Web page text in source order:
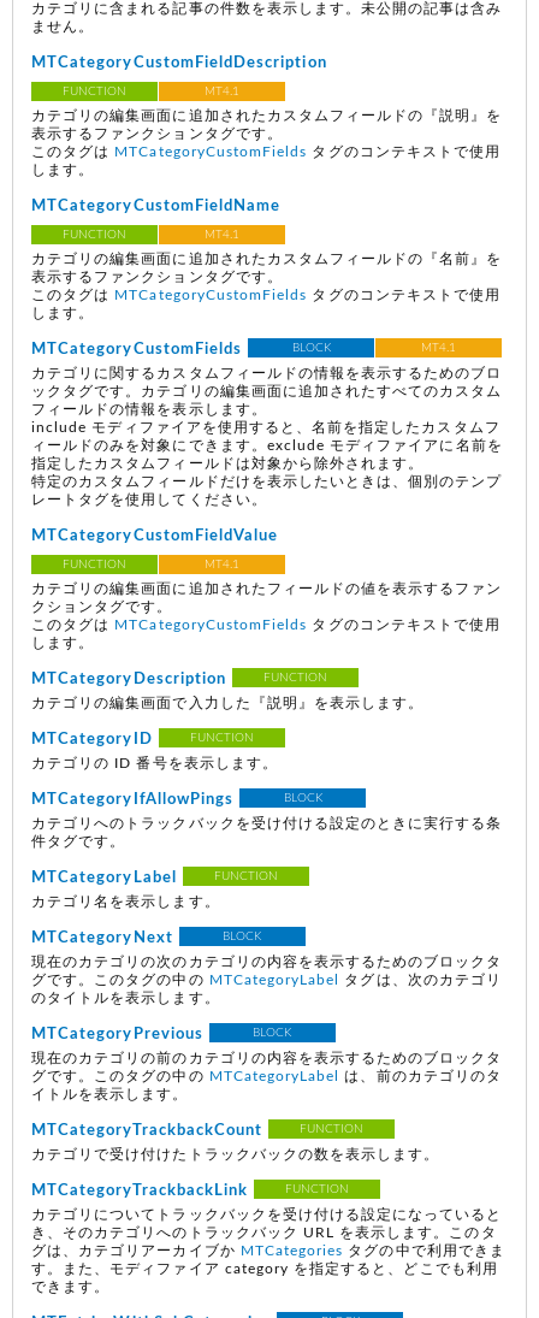
カテゴリに含まれる記事の件数を表示します。未公開の記事は含み
ません。
MTCategoryCustomFieldDescription
FUNCTION MT4.1
カテゴリの編集画面に追加されたカスタムフィールドの『説明』を
表示するファンクションタグです。
このタグは
MTCategoryCustomFields タグのコンテキストで使用
します。
MTCategoryCustomFieldName
FUNCTION MT4.1
カテゴリの編集画面に追加されたカスタムフィールドの『名前』を
表示するファンクションタグです。
このタグは
MTCategoryCustomFields タグのコンテキストで使用
します。
MTCategoryCustomFields BLOCK MT4.1
カテゴリに関するカスタムフィールドの情報を表示するためのブロ
ックタグです。カテゴリの編集画面に追加されたすべてのカスタム
フィールドの情報を表示します。
include モディファイアを使用すると、名前を指定したカスタムフ
ィールドのみを対象にできます。exclude モディファイアに名前を
指定したカスタムフィールドは対象から除外されます。
特定のカスタムフィールドだけを表示したいときは、個別のテンプ
レートタグを使用してください。
MTCategoryCustomFieldValue
FUNCTION MT4.1
カテゴリの編集画面に追加されたフィールドの値を表示するファン
クションタグです。
このタグは
MTCategoryCustomFields タグのコンテキストで使用
します。
MTCategoryDescription FUNCTION
カテゴリの編集画面で入力した『説明』を表示します。
MTCategoryID FUNCTION
カテゴリの ID 番号を表示します。
MTCategoryIfAllowPings BLOCK
カテゴリへのトラックバックを受け付ける設定のときに実行する条
件タグです。
MTCategoryLabel FUNCTION
カテゴリ名を表示します。
MTCategoryNext BLOCK
現在のカテゴリの次のカテゴリの内容を表示するためのブロックタ
グです。このタグの中の MTCategoryLabel
タグは、次のカテゴリ
のタイトルを表示します。
MTCategoryPrevious BLOCK
現在のカテゴリの前のカテゴリの内容を表示するためのブロックタ
グです。このタグの中の MTCategoryLabel
は、前のカテゴリのタ
イトルを表示します。
MTCategoryTrackbackCount FUNCTION
カテゴリで受け付けたトラックバックの数を表示します。
MTCategoryTrackbackLink FUNCTION
カテゴリについてトラックバックを受け付ける設定になっていると
き、そのカテゴリへのトラックバック URL を表示します。このタ
グは、カテゴリアーカイブか MTCategories タグの中で利用できま
す。また、モディファイア category を指定すると、どこでも利用
できます。